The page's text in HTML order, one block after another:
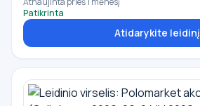
Patikrinta
Atidarykite leidinį